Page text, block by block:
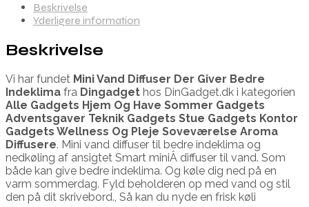
Beskrivelse
Yderligere information
Beskrivelse
Vi har fundet Mini Vand Diffuser Der Giver Bedre
Indeklima fra Dingadget hos DinGadget.dk i kategorien
Alle Gadgets Hjem Og Have Sommer Gadgets
Adventsgaver Teknik Gadgets Stue Gadgets Kontor
Gadgets Wellness Og Pleje Soveværelse Aroma
Diffusere. Mini vand diffuser til bedre indeklima og
nedkøling af ansigtet Smart miniÂ diffuser til vand. Som
både kan give bedre indeklima. Og køle dig ned på en
varm sommerdag. Fyld beholderen op med vand og stil
den på dit skrivebord., Så kan du nyde en frisk køli